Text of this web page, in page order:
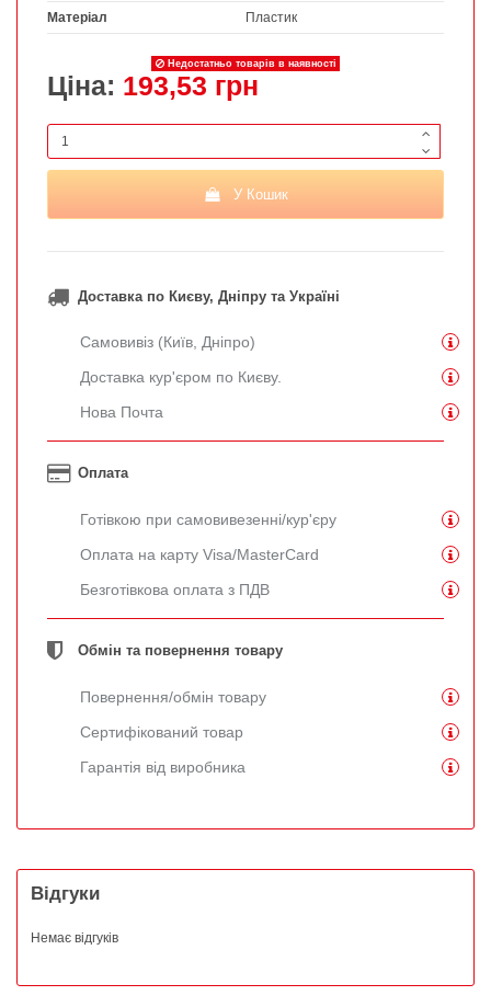
Матеріал Пластик
Недостатньо товарів в наявності
Ціна: 193,53 грн
У Кошик
Доставка по Києву, Дніпру та Україні
Самовивіз (Київ, Дніпро)
Доставка кур'єром по Києву.
Нова Почта
Оплата
Готівкою при самовивезенні/кур'єру
Оплата на карту Visa/MasterCard
Безготівкова оплата з ПДВ
Обмін та повернення товару
Повернення/обмін товару
Сертифікований товар
Гарантія від виробника
Відгуки
Немає відгуків